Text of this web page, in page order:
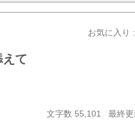
お気に入り
て
文字数 55,101 最終